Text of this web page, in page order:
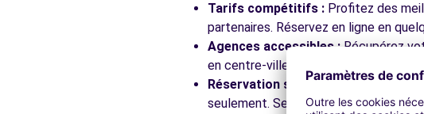
Free2Move Rent - DEPAN'SERVICES - AUBERVILLIERS (C)
Tarifs compétitifs : Profitez des
partenaires. Réservez en ligne en
Agences accessibles : Récupérez
en centre-ville, en gare ou près des
Réservation simplifiée :Notre
seulement. Service client disponible